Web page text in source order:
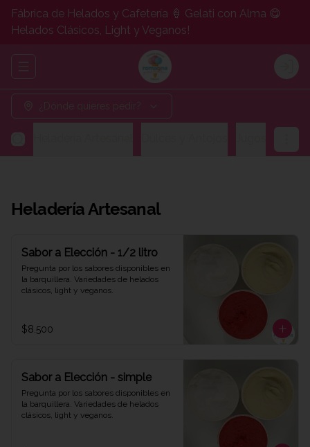
Fábrica de Helados y Cafetería 🍦 Gelati con Alma 😋
Helados Clásicos, Light y Veganos!
Abrir menu de navegación
¿Dónde quieres pedir?
Heladería Artesanal
Sabor a Elección - 1/2 litro
Pregunta por los sabores disponibles en
la barquillera. Variedades de helados
clásicos, light y veganos.
$8.500
Sabor a Elección - simple
Pregunta por los sabores disponibles en
la barquillera. Variedades de helados
clásicos, light y veganos.